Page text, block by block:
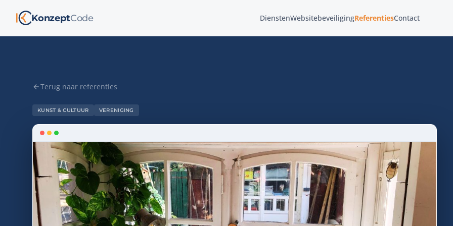
KonzeptCode DienstenWebsitebeveiligingReferentiesContact
Terug naar referenties
KUNST & CULTUUR VERENIGING